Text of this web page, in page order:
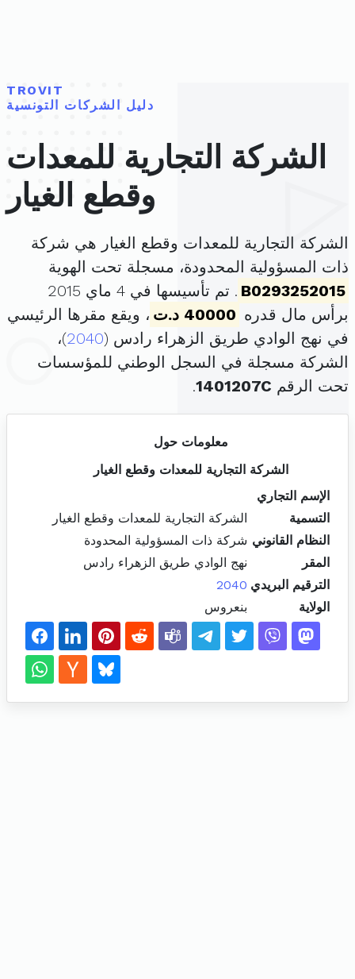
TROVIT
دليل الشركات التونسية
الشركة التجارية للمعدات
وقطع الغيار
الشركة التجارية للمعدات وقطع الغيار هي شركة
ذات المسؤولية المحدودة، مسجلة تحت الهوية
B0293252015
. تم تأسيسها في 4 ماي 2015
برأس مال قدره 40000 د.ت
، ويقع مقرها الرئيسي
في نهج الوادي طريق الزهراء رادس (2040)،
الشركة مسجلة في السجل الوطني للمؤسسات
تحت الرقم 1401207C
.
معلومات حول
الشركة التجارية للمعدات وقطع الغيار
الإسم التجاري
التسمية
الشركة التجارية للمعدات وقطع الغيار
النظام القانوني شركة ذات المسؤولية المحدودة
المقر
نهج الوادي طريق الزهراء رادس
الترقيم البريدي 2040
الولاية
بنعروس